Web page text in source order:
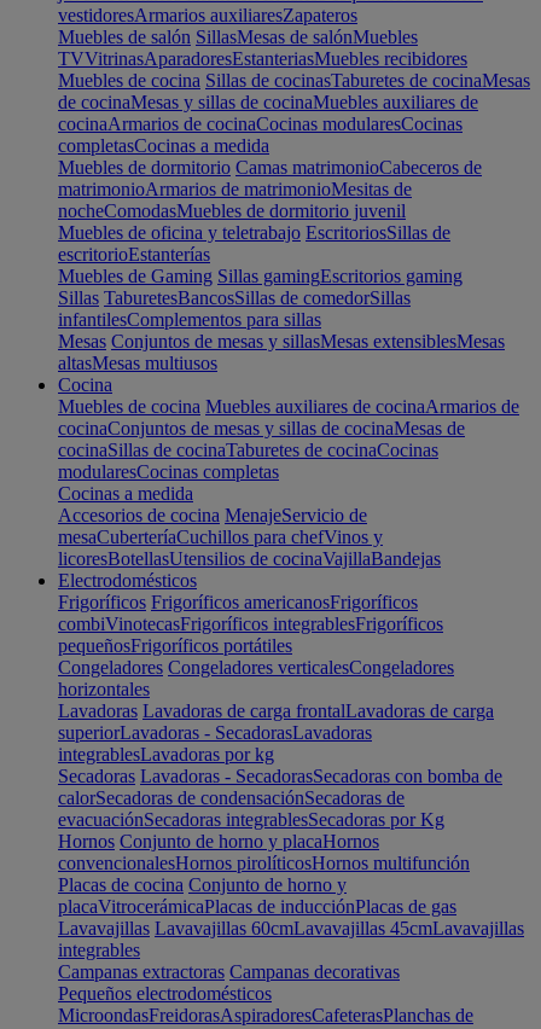
vestidoresArmarios auxiliaresZapateros
Muebles de salón SillasMesas de salónMuebles
TVVitrinasAparadoresEstanteriasMuebles recibidores
Muebles de cocina Sillas de cocinasTaburetes de cocinaMesas
de cocinaMesas y sillas de cocinaMuebles auxiliares de
cocinaArmarios de cocinaCocinas modularesCocinas
completasCocinas a medida
Muebles de dormitorio Camas matrimonioCabeceros de
matrimonioArmarios de matrimonioMesitas de
nocheComodasMuebles de dormitorio juvenil
Muebles de oficina y teletrabajo EscritoriosSillas de
escritorioEstanterías
Muebles de Gaming Sillas gamingEscritorios gaming
Sillas TaburetesBancosSillas de comedorSillas
infantilesComplementos para sillas
Mesas Conjuntos de mesas y sillasMesas extensiblesMesas
altasMesas multiusos
Cocina
Muebles de cocina Muebles auxiliares de cocinaArmarios de
cocinaConjuntos de mesas y sillas de cocinaMesas de
cocinaSillas de cocinaTaburetes de cocinaCocinas
modularesCocinas completas
Cocinas a medida
Accesorios de cocina MenajeServicio de
mesaCuberteríaCuchillos para chefVinos y
licoresBotellasUtensilios de cocinaVajillaBandejas
Electrodomésticos
Frigoríficos Frigoríficos americanosFrigoríficos
combiVinotecasFrigoríficos integrablesFrigoríficos
pequeñosFrigoríficos portátiles
Congeladores Congeladores verticalesCongeladores
horizontales
Lavadoras Lavadoras de carga frontalLavadoras de carga
superiorLavadoras - SecadorasLavadoras
integrablesLavadoras por kg
Secadoras Lavadoras - SecadorasSecadoras con bomba de
calorSecadoras de condensaciónSecadoras de
evacuaciónSecadoras integrablesSecadoras por Kg
Hornos Conjunto de horno y placaHornos
convencionalesHornos pirolíticosHornos multifunción
Placas de cocina Conjunto de horno y
placaVitrocerámicaPlacas de inducciónPlacas de gas
Lavavajillas Lavavajillas 60cmLavavajillas 45cmLavavajillas
integrables
Campanas extractoras Campanas decorativas
Pequeños electrodomésticos
MicroondasFreidorasAspiradoresCafeterasPlanchas de